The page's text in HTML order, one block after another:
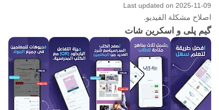
20000 ساعت تدریس، پوشش جامع همه برنامه های درسی را
تضمین می کنیم. چه به دنبال توضیحی ساده از یک مفهوم پیچیده
یا راه حلی برای یک تمرین دشوار باشید، آن را در پلت فرم ما پیدا
خواهید کرد. ما معتقدیم که آموزش باید در هر زمان در دسترس
همه باشد.»
Last updated on 2025-11-09
اصلاح مشكلة الفيديو.
گیم پلی و اسکرین شات